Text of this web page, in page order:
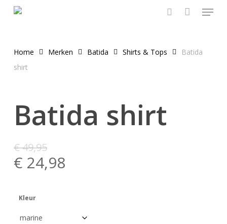
Menu
Home Merken Batida Shirts & Tops
Batida
shirt
Batida shirt
€49,95
€ 24,98
Kleur